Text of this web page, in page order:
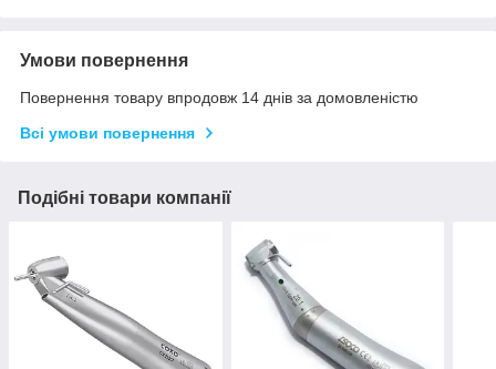
Умови повернення
Повернення товару впродовж 14 днів за домовленістю
Всі умови повернення
Подібні товари компанії